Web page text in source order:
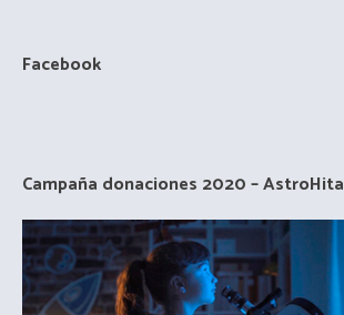
Facebook
Campaña donaciones 2020 – AstroHita